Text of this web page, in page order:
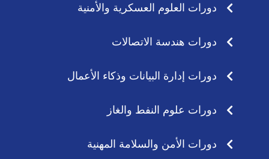
دورات العلوم العسكرية والأمنية
دورات هندسة الاتصالات
دورات إدارة البيانات وذكاء الأعمال
دورات علوم النفط والغاز
دورات الأمن والسلامة المهنية